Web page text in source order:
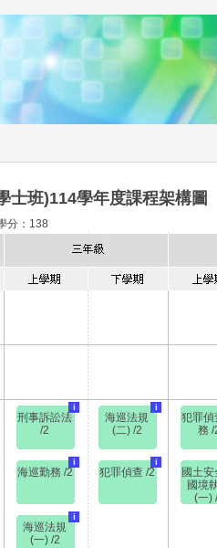
士班)114學年度課程架構圖
分： 138
刑事訴訟法
/2
i
海巡勤務 /2
i
海巡法規
(一) /2
i
海巡法規
(二) /2
i
犯罪偵查 /2
i
犯罪偵
務 /
國土
國境
(一)